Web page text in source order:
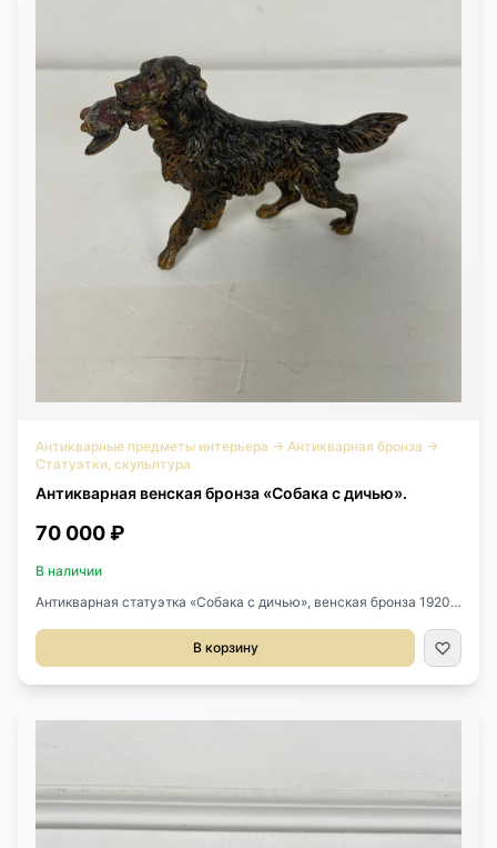
Антикварные предметы интерьера → Антикварная бронза →
Статуэтки, скульптура
Антикварная венская бронза «Собака с дичью».
70 000 ₽
В наличии
Антикварная статуэтка «Собака с дичью», венская бронза 1920х
В корзину